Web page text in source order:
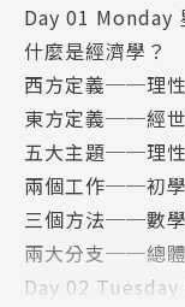
業與考試準備，
要的學習內容，
理論人物及學科
本書採開放式課
隨時隨地自我學
落，也可依照本
濟學各重要內容
易懂的文字，打
Day 01
什麼是經濟學？
西方定義──理
東方定義──經
五大主題──理性
兩個工作──初
三個方法──數
兩大分支──總
Day 02